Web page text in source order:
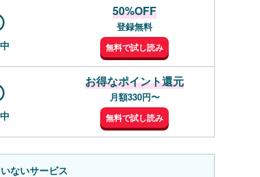
50%OFF
登録無料
無料で試し読み
お得なポイント還元
月額330円〜
無料で試し読み
ないサービス